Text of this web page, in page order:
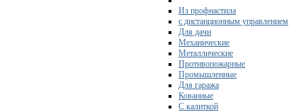
Из профнастила
с дистанционным управлением
Для дачи
Механические
Металлические
Противопожарные
Промышленные
Для гаража
Кованные
С калиткой